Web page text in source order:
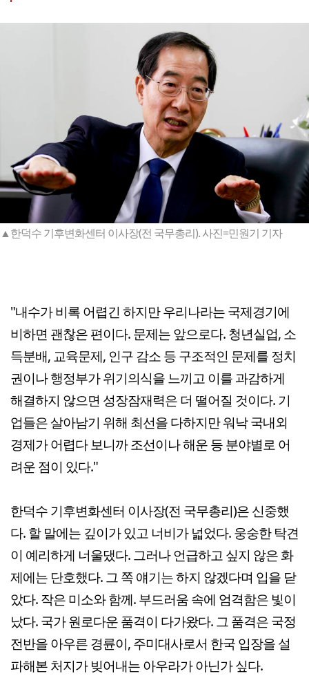
▲한덕수 기후변화센터 이사장(전 국무총리). 사진=민원기 기자
"내수가 비록 어렵긴 하지만 우리나라는 국제경기에
비하면 괜찮은 편이다. 문제는 앞으로다. 청년실업, 소
득분배, 교육문제, 인구 감소 등 구조적인 문제를 정치
권이나 행정부가 위기의식을 느끼고 이를 과감하게
해결하지 않으면 성장잠재력은 더 떨어질 것이다. 기
업들은 살아남기 위해 최선을 다하지만 워낙 국내외
경제가 어렵다 보니까 조선이나 해운 등 분야별로 어
려운 점이 있다."
한덕수 기후변화센터 이사장(전 국무총리)은 신중했
다. 할 말에는 깊이가 있고 너비가 넓었다. 웅숭한 탁견
이 예리하게 너울댔다. 그러나 언급하고 싶지 않은 화
제에는 단호했다. 그 쪽 얘기는 하지 않겠다며 입을 닫
았다. 작은 미소와 함께. 부드러움 속에 엄격함은 빛이
났다. 국가 원로다운 품격이 다가왔다. 그 품격은 국정
전반을 아우른 경륜이, 주미대사로서 한국 입장을 설
파해본 처지가 빚어내는 아우라가 아닌가 싶다.